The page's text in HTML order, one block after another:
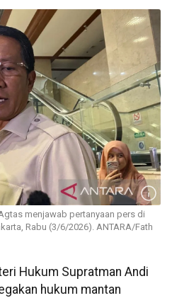
menjawab pertanyaan pers di
Rabu (3/6/2026). ANTARA/Fath
Hukum Supratman Andi
hukum mantan